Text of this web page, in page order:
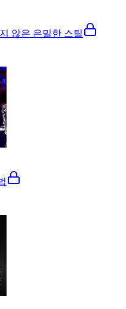
않은 은밀한 스틸